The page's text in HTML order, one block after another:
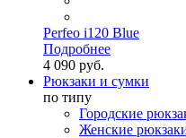
Perfeo i120 Blue
Подробнее
4 090 руб.
Рюкзаки и сумки
по типу
Городские
Женские